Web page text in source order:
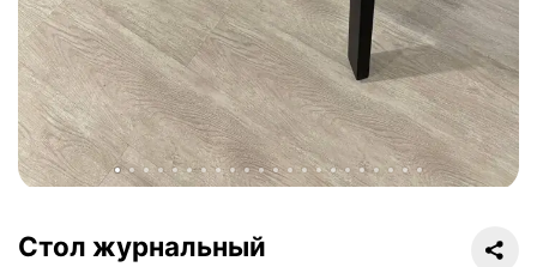
Стол журнальный